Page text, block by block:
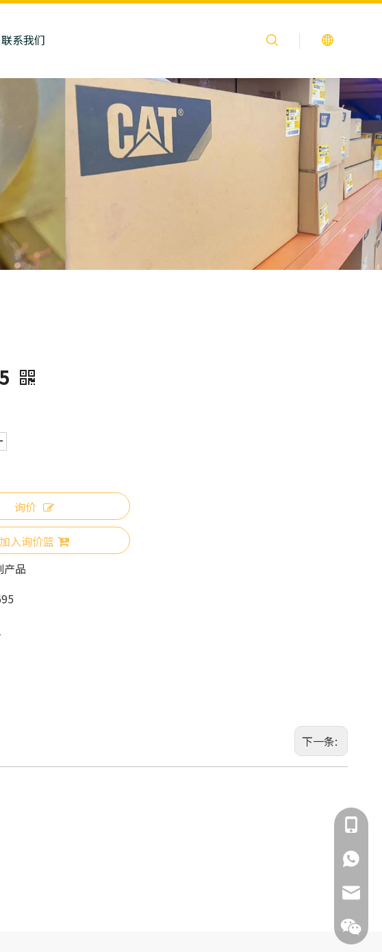
联系我们
询价
加入询价篮
产品
下一条: